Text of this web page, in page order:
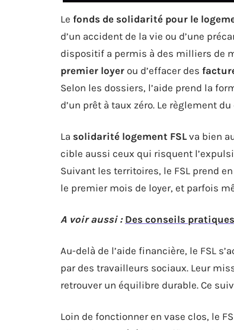
Le fonds de solidarité pour le
d’un accident de la vie ou d’une
dispositif a permis à des milliers de
premier loyer ou d’effacer des
Selon les dossiers, l’aide prend la
d’un prêt à taux zéro. Le règlement
La solidarité logement FSLva bien
cible aussi ceux qui risquent
Suivant les territoires, le FSL prend
le premier mois de loyer, et parfois
A voir aussi : Des conseils
Au-delà de l’aide financière, le FSL
par des travailleurs sociaux. Leur
retrouver un équilibre durable. Ce
Loin de fonctionner en vase clos, le